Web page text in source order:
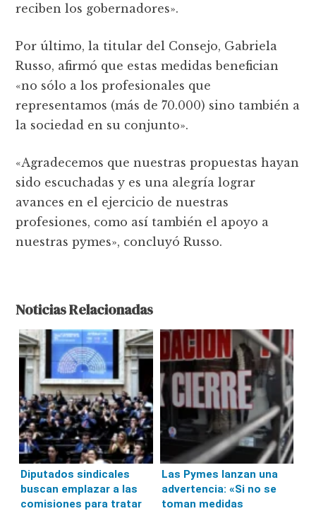
reciben los gobernadores».
Por último, la titular del Consejo, Gabriela
Russo, afirmó que estas medidas benefician
«no sólo a los profesionales que
representamos (más de 70.000) sino también a
la sociedad en su conjunto».
«Agradecemos que nuestras propuestas hayan
sido escuchadas y es una alegría lograr
avances en el ejercicio de nuestras
profesiones, como así también el apoyo a
nuestras pymes», concluyó Russo.
Noticias Relacionadas
Diputados sindicales
buscan emplazar a las
comisiones para tratar
Las Pymes lanzan una
advertencia: «Si no se
toman medidas